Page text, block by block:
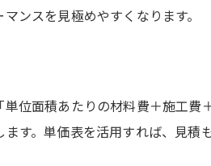
ンスを見極めやすくなります。
位面積あたりの材料費＋施工費
す。単価表を活用すれば、見積